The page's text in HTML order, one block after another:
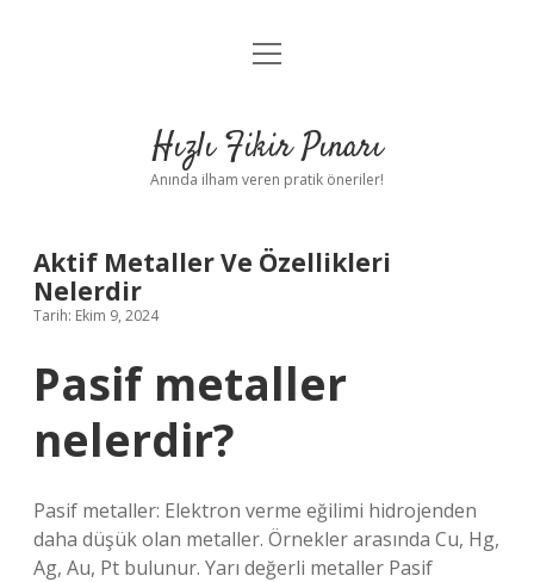
Anasayfa
Yasal Uyarı
menüyü
Hızlı Fikir Pınarı
Anında ilham veren pratik öneriler!
Aktif Metaller Ve Özellikleri
Nelerdir
Tarih: Ekim 9, 2024
Pasif metaller
nelerdir?
Pasif metaller: Elektron verme eğilimi hidrojenden
daha düşük olan metaller. Örnekler arasında Cu, Hg,
Ag, Au, Pt bulunur. Yarı değerli metaller Pasif